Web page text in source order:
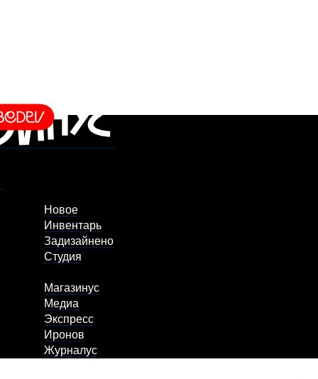
Новое
Инвентарь
Задизайнено
Студия
Магазинус
Медиа
Экспресс
Иронов
Журналус